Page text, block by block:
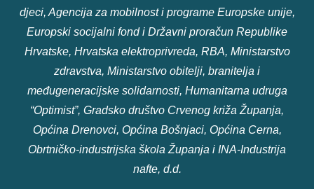
djeci, Agencija za mobilnost i programe Europske unije,
Europski socijalni fond i Državni proračun Republike
Hrvatske, Hrvatska elektroprivreda, RBA, Ministarstvo
zdravstva, Ministarstvo obitelji, branitelja i
međugeneracijske solidarnosti, Humanitarna udruga
“Optimist”, Gradsko društvo Crvenog križa Županja,
Općina Drenovci, Općina Bošnjaci, Općina Cerna,
Obrtničko-industrijska škola Županja i INA-Industrija
nafte, d.d.